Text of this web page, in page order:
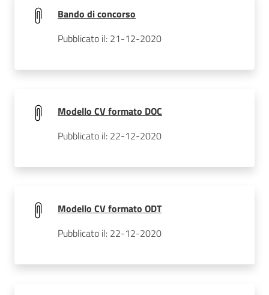
Bando di concorso
Pubblicato il: 21-12-2020
Modello CV formato DOC
Pubblicato il: 22-12-2020
Modello CV formato ODT
Pubblicato il: 22-12-2020